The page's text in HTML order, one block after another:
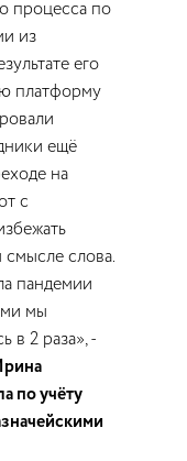
процесса по
из
его
платформу
ещё
на
с
слова.
пандемии
мы
в 2 раза», -
по учёту